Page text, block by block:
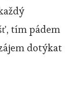
tím pádem
dotýkat